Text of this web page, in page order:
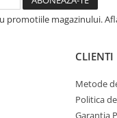
promotiile magazinului.
CLIENTI
Metode
Politica
Garantia